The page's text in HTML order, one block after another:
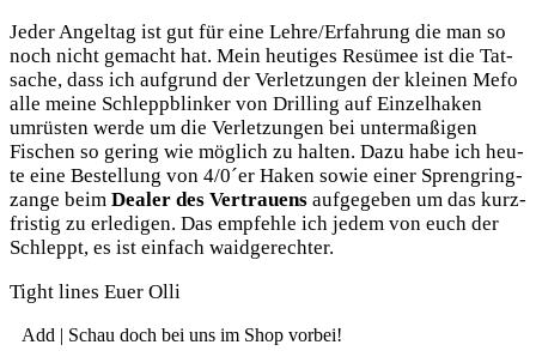
Jeder Angel­tag ist gut für eine Lehre/Erfahrung die man so
noch nicht gemacht hat. Mein heu­ti­ges Resü­mee ist die Tat­
sa­che, dass ich auf­grund der Ver­let­zun­gen der klei­nen Mefo
alle mei­ne Schlepp­b­lin­ker von Dril­ling auf Ein­zel­ha­ken
umrüs­ten wer­de um die Ver­let­zun­gen bei unter­ma­ßi­gen
Fischen so gering wie mög­lich zu hal­ten. Dazu habe ich heu­
te eine Bestel­lung von 4/0´er Haken sowie einer Spreng­ring­
zan­ge beim Dea­ler des Ver­trau­ens auf­ge­ge­ben um das kurz­
fris­tig zu erle­di­gen. Das emp­feh­le ich jedem von euch der
Schleppt, es ist ein­fach waidgerechter.
Tight lines Euer Olli
Add | Schau doch bei uns im Shop vorbei!